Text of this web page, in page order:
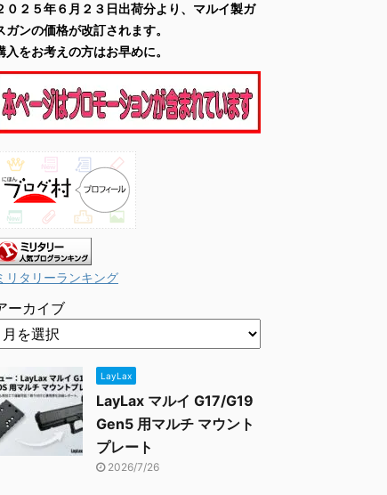
０２５年６月２３日出荷分より、マルイ製ガ
ガンの価格が改訂されます。
入をお考えの方はお早めに。
リタリーランキング
ーカイブ
LayLax
LayLax マルイ G17/G19
Gen5 用マルチ マウント
プレート
2026/7/26